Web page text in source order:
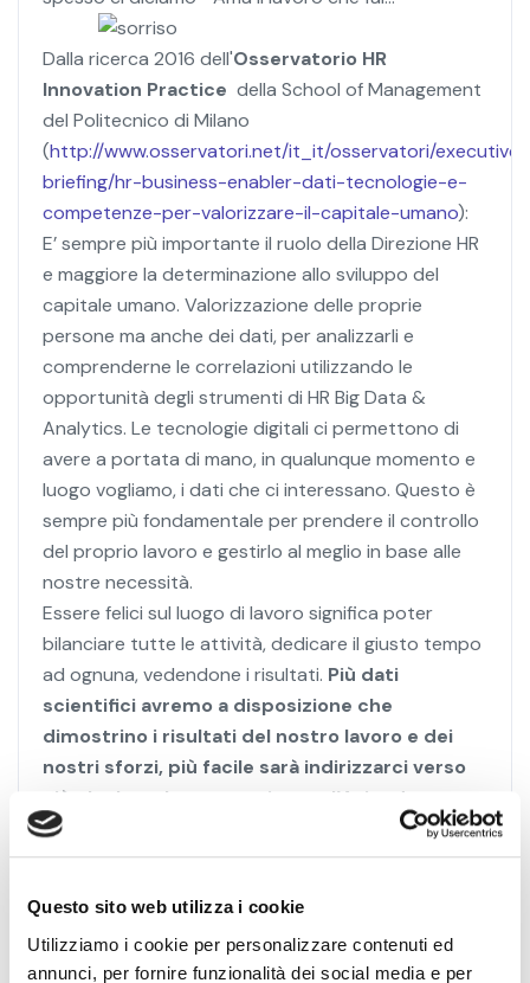
Questo sito web utilizza i cookie
Utilizziamo i cookie per personalizzare contenuti ed
annunci, per fornire funzionalità dei social media e per
Dalla ricerca 2016 dell'Osservatorio HR
Innovation Practice della School of Management
del Politecnico di Milano
(http://www.osservatori.net/it_it/osservatori/executive-
briefing/hr-business-enabler-dati-tecnologie-e-
competenze-per-valorizzare-il-capitale-umano):
E’ sempre più importante il ruolo della Direzione HR
e maggiore la determinazione allo sviluppo del
capitale umano. Valorizzazione delle proprie
persone ma anche dei dati, per analizzarli e
comprenderne le correlazioni utilizzando le
opportunità degli strumenti di HR Big Data &
Analytics. Le tecnologie digitali ci permettono di
avere a portata di mano, in qualunque momento e
luogo vogliamo, i dati che ci interessano. Questo è
sempre più fondamentale per prendere il controllo
del proprio lavoro e gestirlo al meglio in base alle
nostre necessità.
Essere felici sul luogo di lavoro significa poter
bilanciare tutte le attività, dedicare il giusto tempo
ad ognuna, vedendone i risultati. Più dati
scientifici avremo a disposizione che
dimostrino i risultati del nostro lavoro e dei
nostri sforzi, più facile sarà indirizzarci verso
ciò che ha valore per noi e per l’Azienda.
Dalla citazione di Michael Altshuler “La brutta
notizia è che il tempo vola. La buona è che il pilota
da noi. La Direzione HR ha il ruolo di investire nello
sviluppo tecnologico e valorizzare ciò che ne